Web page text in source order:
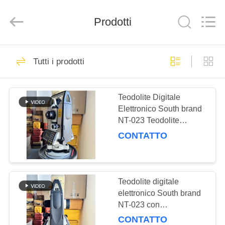
CASA
PRODOTTI
CIRCA
GIRO
DELLA
FABBRICA
Co.,Ltd
Reserved.
Stazione totale
400
Parti della stazione
totale
47
Prodotti
Tutti i prodotti
Teodolite Digitale
Elettronico South brand
NT-023 Teodolite
versatile e
e display LCD
CONTATTO
Teodolite digitale
elettronico South brand
NT-023 con
ingrandimento 30x
CONTATTO